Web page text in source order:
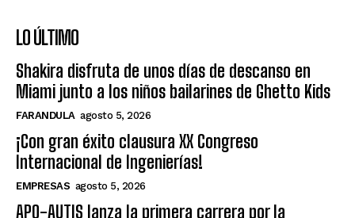
LO ÚLTIMO
Shakira disfruta de unos días de descanso en
Miami junto a los niños bailarines de Ghetto Kids
FARANDULA agosto 5, 2026
¡Con gran éxito clausura XX Congreso
Internacional de Ingenierías!
EMPRESAS agosto 5, 2026
APO-AUTIS lanza la primera carrera por la